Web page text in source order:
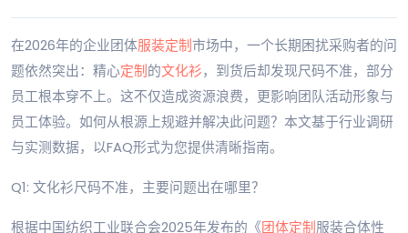
在2026年的企业团体服装定制市场中，一个长期困扰采购者的问
题依然突出：精心定制的文化衫，到货后却发现尺码不准，部分
员工根本穿不上。这不仅造成资源浪费，更影响团队活动形象与
员工体验。如何从根源上规避并解决此问题？本文基于行业调研
与实测数据，以FAQ形式为您提供清晰指南。
Q1: 文化衫尺码不准，主要问题出在哪里？
根据中国纺织工业联合会2025年发布的《团体定制服装合体性